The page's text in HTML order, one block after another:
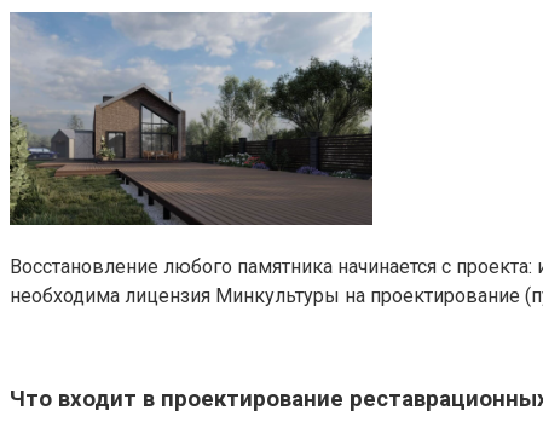
Восстановление любого памятника начинается с
необходима лицензия Минкультуры на проектирование
Что входит в проектирование